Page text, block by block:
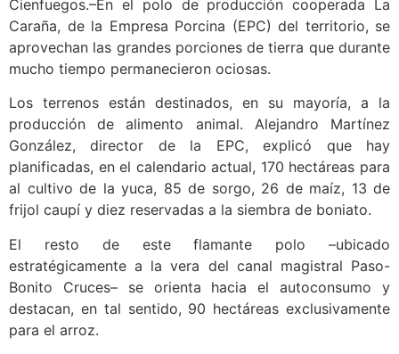
Cienfuegos.–En el polo de producción cooperada La
Caraña, de la Empresa Porcina (EPC) del territorio, se
aprovechan las grandes porciones de tierra que durante
mucho tiempo permanecieron ociosas.
Los terrenos están destinados, en su mayoría, a la
producción de alimento animal. Alejandro Martínez
González, director de la EPC, explicó que hay
planificadas, en el calendario actual, 170 hectáreas para
al cultivo de la yuca, 85 de sorgo, 26 de maíz, 13 de
frijol caupí y diez reservadas a la siembra de boniato.
El resto de este flamante polo –ubicado
estratégicamente a la vera del canal magistral Paso-
Bonito Cruces– se orienta hacia el autoconsumo y
destacan, en tal sentido, 90 hectáreas exclusivamente
para el arroz.